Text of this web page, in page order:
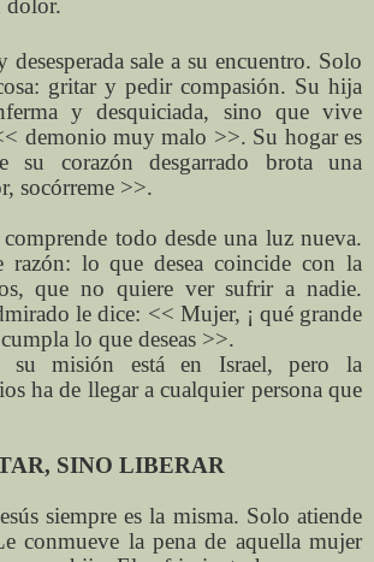
dolor.
sale a su encuentro. Solo
gritar y pedir compasión. Su hija
y desquiciada, sino que vive
demonio muy malo >>. Su hogar es
su corazón desgarrado brota una
socórreme >>.
todo desde una luz nueva.
razón: lo que desea coincide con la
que no quiere ver sufrir a nadie.
le dice: << Mujer, ¡ qué grande
lo que deseas >>.
su misión está en Israel, pero la
ha de llegar a cualquier persona que
SINO LIBERAR
siempre es la misma. Solo atiende
conmueve la pena de aquella mujer